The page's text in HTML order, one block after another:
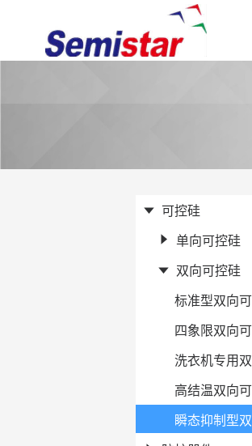
可控硅
单向可控硅
双向可控硅
标准型双向
四象限双向
洗衣机专用
高结温双向
瞬态抑制型